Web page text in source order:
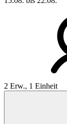
2 Erw., 1 Einheit